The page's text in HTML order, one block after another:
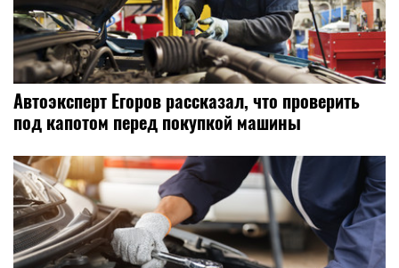
Автоэксперт Егоров рассказал, что проверить
под капотом перед покупкой машины